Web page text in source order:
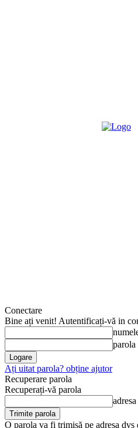
Conectare
Bine ați venit! Autentificați-vă in
parola
Ați uitat parola? obține ajutor
Recuperare parola
Recuperați-vă parola
O parola va fi trimisă pe adresa dvs